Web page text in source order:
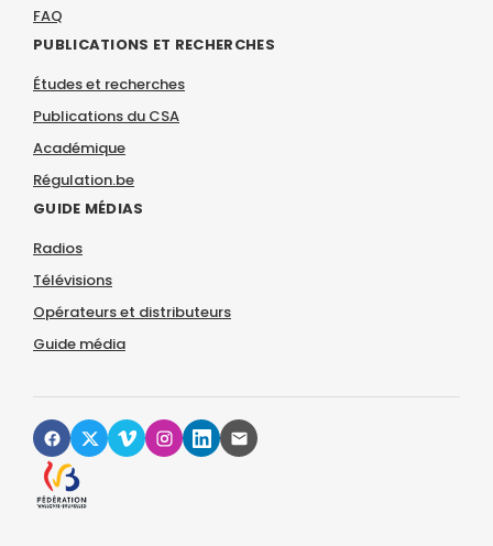
FAQ
PUBLICATIONS ET RECHERCHES
Études et recherches
Publications du CSA
Académique
Régulation.be
GUIDE MÉDIAS
Radios
Télévisions
Opérateurs et distributeurs
Guide média